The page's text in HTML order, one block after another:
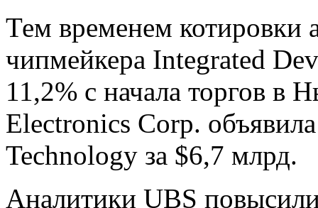
Тем временем котировки
чипмейкера Integrated
11,2% с начала торгов в
Electronics Corp.
Technology за $6,7 млрд.
Аналитики UBS